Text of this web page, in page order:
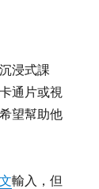
浸式課
通片或視
望幫助他
輸入，但